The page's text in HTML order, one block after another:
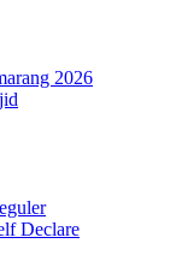
2026
Declare